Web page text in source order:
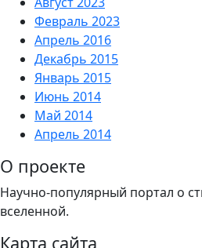
Февраль 2023
Апрель 2016
Декабрь 2015
Январь 2015
Июнь 2014
Май 2014
Апрель 2014
О проекте
Научно-популярный портал о
вселенной.
Карта сайта